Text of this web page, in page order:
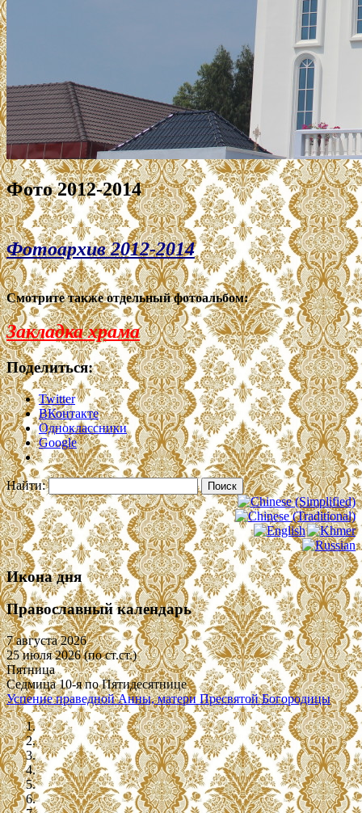
Фото 2012-2014
Фотоархив 2012-2014
Смотрите также отдельный фотоальбом:
Закладка храма
Поделиться:
Twitter
ВКонтакте
Одноклассники
Google
Найти:
Икона дня
Православный календарь
7 августа 2026
25 июля 2026 (по ст.ст.)
Пятница
Седмица 10-я по Пятидесятнице
Успение праведной Анны, матери Пресвятой Богородицы